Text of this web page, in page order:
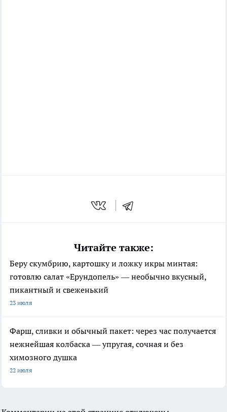
Читайте также:
Беру скумбрию, картошку и ложку икры минтая:
готовлю салат «Ерундопель» — необычно вкусный,
пикантный и свеженький
23 июля
Фарш, сливки и обычный пакет: через час получается
нежнейшая колбаска — упругая, сочная и без
химозного душка
22 июля